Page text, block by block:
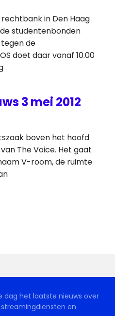
rechtbank in Den Haag
studentenbonden
de
doet daar vanaf 10.00
3 mei 2012
boven het hoofd
The Voice. Het gaat
V-room, de ruimte
dag het laatste nieuws over
en